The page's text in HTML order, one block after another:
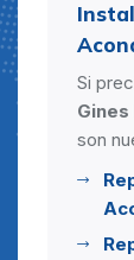
Si
Gines
son